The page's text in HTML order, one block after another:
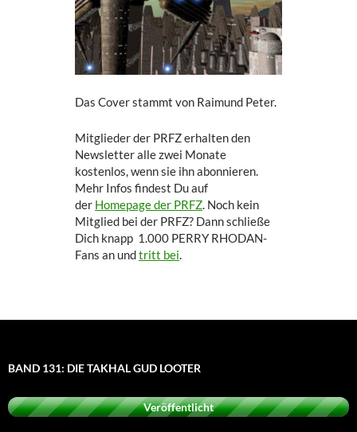
Das Cover stammt von Raimund Peter.
Mitglieder der PRFZ erhalten den
Newsletter alle zwei Monate
kostenlos, wenn sie ihn abonnieren.
Mehr Infos findest Du auf
der Homepage der PRFZ. Noch kein
Mitglied bei der PRFZ? Dann schließe
Dich knapp 1.000 PERRY RHODAN-
Fans an undtritt bei.
BAND 131: DIE TAKHAL GUD LOOTER
Veröffentlicht